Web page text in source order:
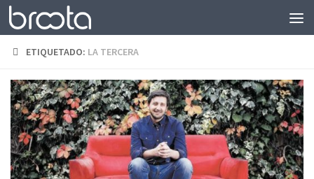
Saltar al contenido
ETIQUETADO: LA TERCERA